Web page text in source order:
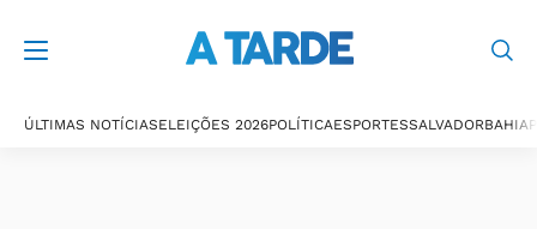
ÚLTIMAS NOTÍCIASELEIÇÕES 2026POLÍTICAESPORTESSALVADORBAHIA